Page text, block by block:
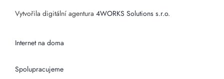
Vytvořila digitální agentura 4WORKS Solutions s.r.o.
Internet na doma
Spolupracujeme